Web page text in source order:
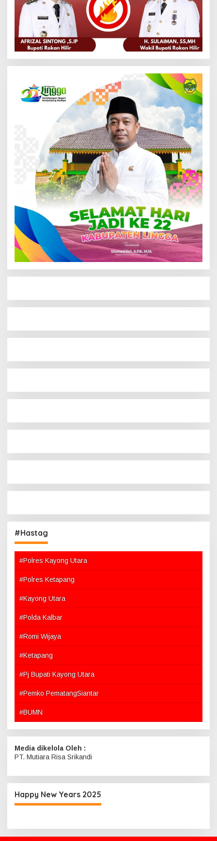
#Hastag
#Polres Kayong Utara
#Polres Ketapang
#Kayong Utara
#Polda Kalbar
#Romi Wijaya
#Ketapang
#Pj Bupati Kayong Utara
#Pemko PematangSiantar
#BUMN
Media dikelola Oleh :
PT. Mutiara Risa Srikandi
Happy New Years 2025